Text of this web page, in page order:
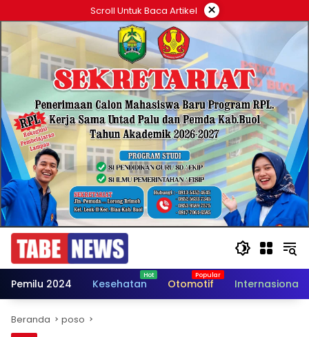
ke
konten
Scroll Untuk Baca Artikel ×
Pemilu 2024 Kesehatan Otomotif Internasional
Beranda poso